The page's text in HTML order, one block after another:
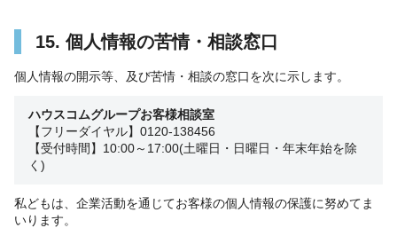
15. 個人情報の苦情・相談窓口
個人情報の開示等、及び苦情・相談の窓口を次に示します。
ハウスコムグループお客様相談室
【フリーダイヤル】0120-138456
【受付時間】10:00～17:00(土曜日・日曜日・年末年始を除
く)
私どもは、企業活動を通じてお客様の個人情報の保護に努めてま
いります。